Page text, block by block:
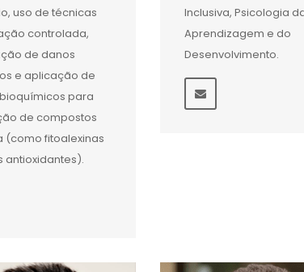
uso de técnicas
controlada,
de danos
e aplicação de
para
de compostos
(como fitoalexinas
antioxidantes).
Inclusiva, Psicologia
Aprendizagem e do
Desenvolvimento.